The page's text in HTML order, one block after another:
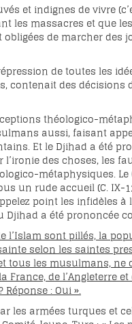
et indignes de vivre
les massacres et que
de marcher
de toutes les
contenait des
théologico-
aussi, faisant
Et le Djihad a été
des choses, les
métaphysiques. Le
un rude accueil (C. IX-
point les infidèles
Djihad a été prononcée
l’Islam sont pillés, la
selon les saintes
les musulmans,
France, de l’Angleterre
: Oui ».
armées turques et